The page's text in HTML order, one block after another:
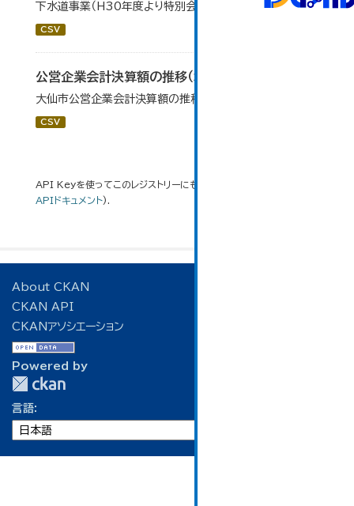
下水道事業（H30年度より特別会計から移行）
CSV
公営企業会計決算額の推移（水道事業）
大仙市公営企業会計決算額の推移（水道事業）です。
CSV
API Keyを使ってこのレジストリーにもアクセス可能です
APIドキュメント).
About CKAN
CKAN API
CKANアソシエーション
Powered by
言語